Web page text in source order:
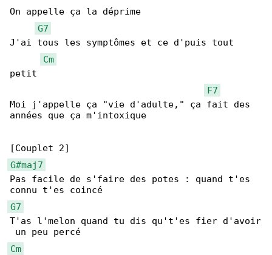
On appellе ça la déprime
G7
J'ai tous les symptômes еt ce d'puis tout
Cm
petit
F7
Moi j'appelle ça "vie d'adulte," ça fait des
années que ça m'intoxique
G#maj7
Pas facile de s'faire des potes : quand t'es
G7
T'as l'melon quand tu dis qu't'es fier d'avoir
Cm